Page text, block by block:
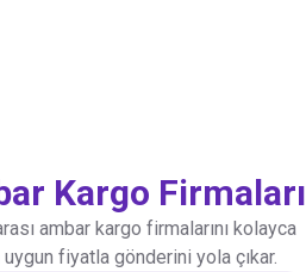
Kargo Firmaları
ambar kargo firmalarını kolayca
uygun fiyatla gönderini yola çıkar.